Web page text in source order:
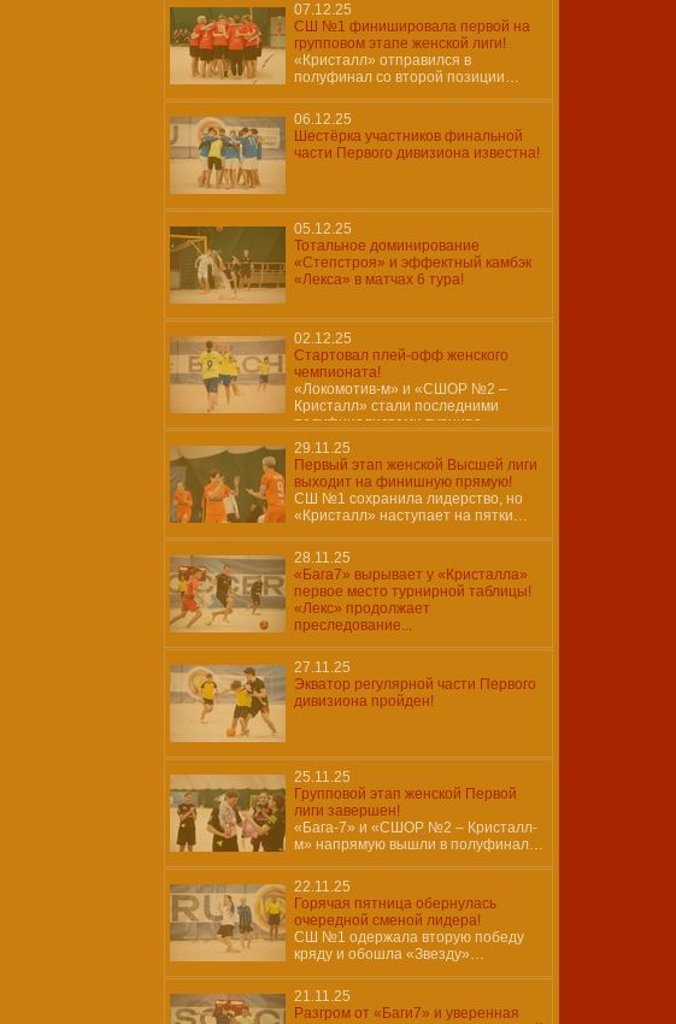
07.12.25
СШ №1 финишировала первой на
групповом этапе женской лиги!
«Кристалл» отправился в
полуфинал со второй позиции…
06.12.25
Шестёрка участников финальной
части Первого дивизиона известна!
05.12.25
Тотальное доминирование
«Степстроя» и эффектный камбэк
«Лекса» в матчах 6 тура!
02.12.25
Стартовал плей-офф женского
чемпионата!
«Локомотив-м» и «СШОР №2 –
Кристалл» стали последними
полуфиналистами турнира…
29.11.25
Первый этап женской Высшей лиги
выходит на финишную прямую!
СШ №1 сохранила лидерство, но
«Кристалл» наступает на пятки…
28.11.25
«Бага7» вырывает у «Кристалла»
первое место турнирной таблицы!
«Лекс» продолжает
преследование...
27.11.25
Экватор регулярной части Первого
дивизиона пройден!
25.11.25
Групповой этап женской Первой
лиги завершен!
«Бага-7» и «СШОР №2 – Кристалл-
м» напрямую вышли в полуфинал…
22.11.25
Горячая пятница обернулась
очередной сменой лидера!
СШ №1 одержала вторую победу
кряду и обошла «Звезду»…
21.11.25
Разгром от «Баги7» и уверенная